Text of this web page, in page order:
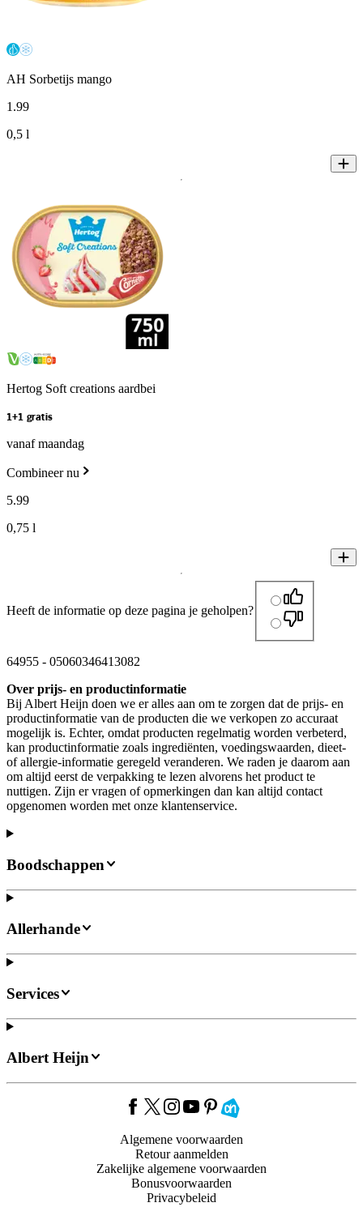
AH Sorbetijs mango
1 .99
0,5 l
Hertog Soft creations aardbei
1+1 gratis
vanaf maandag
Combineer nu
5.99
0,75 l
Heeft de informatie op deze pagina je geholpen?
64955 - 05060346413082
Over prijs- en productinformatie
Bij Albert Heijn doen we er alles aan om te zorgen dat de prijs- en
productinformatie van de producten die we verkopen zo accuraat
mogelijk is. Echter, omdat producten regelmatig worden verbeterd,
kan productinformatie zoals ingrediënten, voedingswaarden, dieet-
of allergie-informatie geregeld veranderen. We raden je daarom aan
om altijd eerst de verpakking te lezen alvorens het product te
nuttigen. Zijn er vragen of opmerkingen dan kan altijd contact
opgenomen worden met onze klantenservice.
Boodschappen
Allerhande
Services
Albert Heijn
Algemene voorwaarden
Retour aanmelden
Zakelijke algemene voorwaarden
Bonusvoorwaarden
Privacybeleid